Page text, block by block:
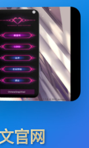
官网